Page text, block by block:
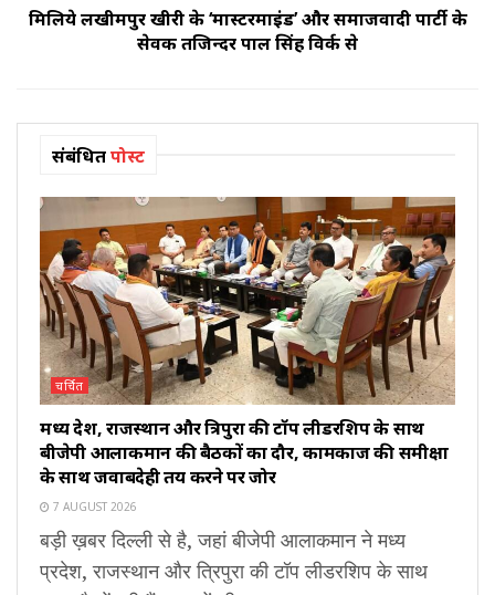
मिलिये लखीमपुर खीरी के ‘मास्टरमाइंड’ और समाजवादी पार्टी के
सेवक तजिन्दर पाल सिंह विर्क से
संबंधितपोस्ट
चर्चित
मध्य प्रदेश, राजस्थान और त्रिपुरा की टॉप लीडरशिप के साथ
बीजेपी आलाकमान की बैठकों का दौर, कामकाज की समीक्षा
के साथ जवाबदेही तय करने पर जोर
7 AUGUST 2026
बड़ी ख़बर दिल्ली से है, जहां बीजेपी आलाकमान ने मध्य
प्रदेश, राजस्थान और त्रिपुरा की टॉप लीडरशिप के साथ